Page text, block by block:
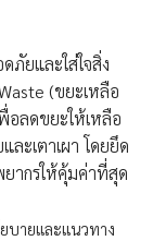
ยและใส่ใจสิ่ง
(ขยะเหลือ
อลดขยะให้เหลือ
ะเตาเผา โดยยึด
ากรให้คุ้มค่าที่สุด
บายและแนวทาง